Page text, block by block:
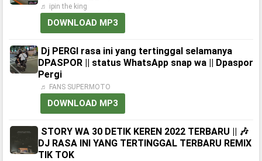
♬ ipin the king
DOWNLOAD MP3
Dj PERGI rasa ini yang tertinggal selamanya
DPASPOR || status WhatsApp snap wa || Dpaspor
Pergi
♬ FANS SUPERMOTO
DOWNLOAD MP3
STORY WA 30 DETIK KEREN 2022 TERBARU || 🎶
DJ RASA INI YANG TERTINGGAL TERBARU REMIX
TIK TOK